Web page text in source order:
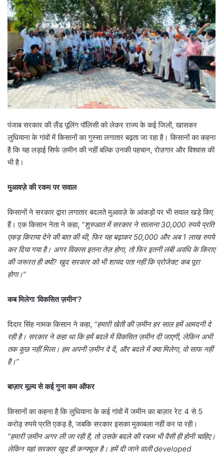
पंजाब सरकार की लैंड पूलिंग पॉलिसी को लेकर राज्य के कई जिलों, खासकर
लुधियाना के गांवों में किसानों का गुस्सा लगातार बढ़ता जा रहा है। किसानों का कहना
है कि यह लड़ाई सिर्फ ज़मीन की नहीं बल्कि उनकी पहचान, रोज़गार और विश्वास की
भी है।
मुआवज़े की रकम पर सवाल
किसानों ने सरकार द्वारा लगातार बदलते मुआवज़े के आंकड़ों पर भी सवाल खड़े किए
हैं। एक किसान नेता ने कहा, “शुरुआत में सरकार ने सालाना30,000 रुपये प्रति
एकड़ किराया देने की बात की थी, फिर यह बढ़ाकर50,000 और अब1 लाख रुपये
कर दिया गया है। अगर विकास इतना तेज़ होगा, तो फिर इतनी लंबी अवधि के किराए
की जरूरत ही क्यों? खुद सरकार को भी शायद पता नहीं कि प्रोजेक्ट कब पूरा
होगा।”
कब मिलेगा ‘विकसित ज़मीन’?
दिदार सिंह नामक किसान ने कहा, “हमारी खेती की ज़मीन हर साल हमें आमदनी दे
रही है। सरकार ने कहा था कि हमें बदले में विकसित ज़मीन दी जाएगी, लेकिन अभी
तक कुछ नहीं मिला। हम अपनी ज़मीन दे दें, और बदले में क्या मिलेगा, वो साफ नहीं
है।”
बाज़ार मूल्य से कई गुना कम ऑफर
किसानों का कहना है कि लुधियाना के कई गांवों में जमीन का बाज़ार रेट 4 से 5
करोड़ रुपये प्रति एकड़ है, जबकि सरकार इसका मुकाबला नहीं कर पा रही।
“हमारी ज़मीन अगर ली जा रही है, तो उसके बदले की रकम भी वैसी ही होनी चाहिए।
लेकिन यहां सरकार खुद ही कन्फ्यूज है। हमें दी जाने वालीdeveloped